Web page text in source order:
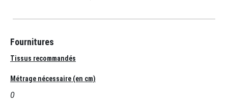
Fournitures
Tissus recommandés
Métrage nécessaire (en cm)
0